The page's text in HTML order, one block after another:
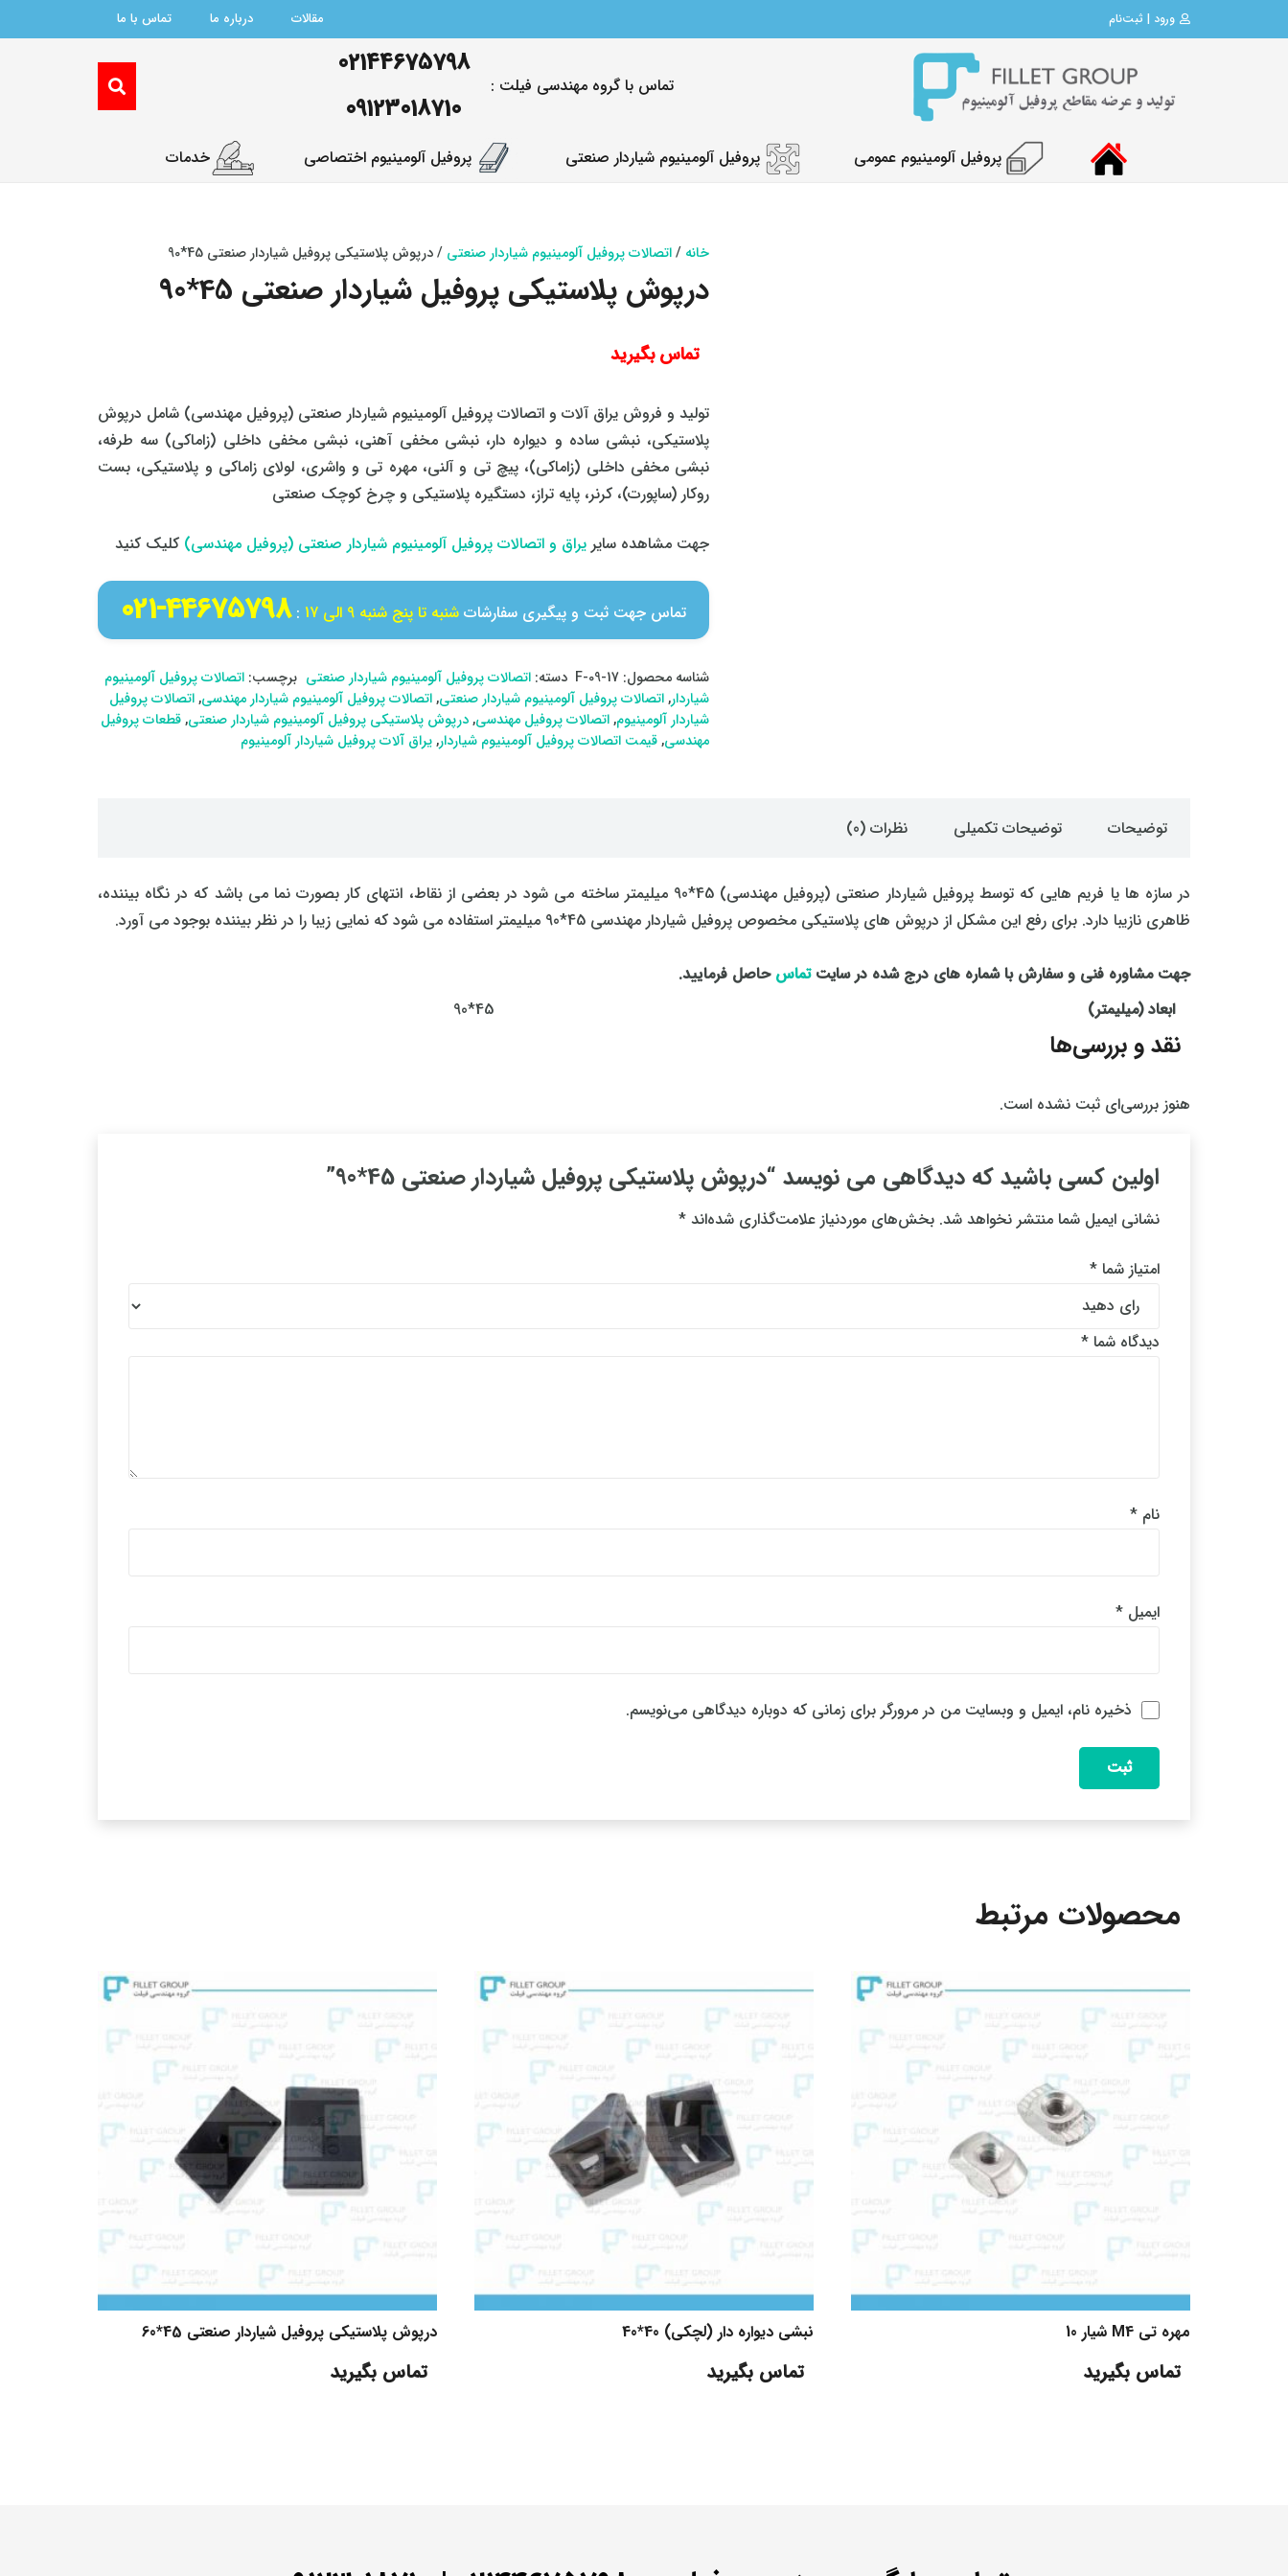
ورود | ثبت‌نام مقالات درباره ما تماس با ما
تماس با گروه مهندسی فیلت :
02144675798
09123018710
پروفیل آلومینیوم عمومی پروفیل آلومینیوم شیاردار صنعتی پروفیل آلومینیوم اختصاصی خدمات
خانه /اتصالات پروفیل آلومینیوم شیاردار صنعتی / درپوش پلاستیکی پروفیل شیاردار صنعتی 45*90
درپوش پلاستیکی پروفیل شیاردار صنعتی 45*90
تماس بگیرید
تولید و فروش یراق آلات و اتصالات پروفیل آلومینیوم شیاردار صنعتی (پروفیل مهندسی) شامل درپوش
پلاستیکی، نبشی ساده و دیواره دار، نبشی مخفی آهنی، نبشی مخفی داخلی (زاماکی) سه طرفه،
نبشی مخفی داخلی (زاماکی)، پیچ تی و آلنی، مهره تی و واشری، لولای زاماکی و پلاستیکی، بست
روکار (ساپورت)، کرنر، پایه تراز، دستگیره پلاستیکی و چرخ کوچک صنعتی
جهت مشاهده سایر یراق و اتصالات پروفیل آلومینیوم شیاردار صنعتی (پروفیل مهندسی) کلیک کنید
تماس جهت ثبت و پیگیری سفارشاتشنبه تا پنج شنبه 9 الی 17 :
44675798-021
شناسه محصول: F-09-17 دسته:اتصالات پروفیل آلومینیوم شیاردار صنعتی برچسب:اتصالات پروفیل آلومینیوم
شیاردار,اتصالات پروفیل آلومینیوم شیاردار صنعتی,اتصالات پروفیل آلومینیوم شیاردار مهندسی,اتصالات پروفیل
شیاردار آلومینیوم,اتصالات پروفیل مهندسی,درپوش پلاستیکی پروفیل آلومینیوم شیاردار صنعتی,قطعات پروفیل
مهندسی,قیمت اتصالات پروفیل آلومینیوم شیاردار,یراق آلات پروفیل شیاردار آلومینیوم
توضیحات توضیحات تکمیلی نظرات (0)
در سازه ها یا فریم هایی که توسط پروفیل شیاردار صنعتی (پروفیل مهندسی) 45*90 میلیمتر ساخته می شود در بعضی از نقاط، انتهای کار بصورت نما می باشد که در نگاه بیننده،
ظاهری نازیبا دارد. برای رفع این مشکل از درپوش های پلاستیکی مخصوص پروفیل شیاردار مهندسی 45*90 میلیمتر استفاده می شود که نمایی زیبا را در نظر بیننده بوجود می آورد.
جهت مشاوره فنی و سفارش با شماره های درج شده در سایتتماس حاصل فرمایید.
ابعاد (میلیمتر)
45*90
نقد و بررسی‌ها
هنوز بررسی‌ای ثبت نشده است.
اولین کسی باشید که دیدگاهی می نویسد “درپوش پلاستیکی پروفیل شیاردار صنعتی 45*90”
نشانی ایمیل شما منتشر نخواهد شد. بخش‌های موردنیاز علامت‌گذاری شده‌اند *
امتیاز شما *
دیدگاه شما *
نام *
ایمیل *
ذخیره نام، ایمیل و وبسایت من در مرورگر برای زمانی که دوباره دیدگاهی می‌نویسم.
محصولات مرتبط
مهره تی M4 شیار 10
تماس بگیرید
نبشی دیواره دار (لچکی) 40*40
تماس بگیرید
درپوش پلاستیکی پروفیل شیاردار صنعتی 45*60
تماس بگیرید